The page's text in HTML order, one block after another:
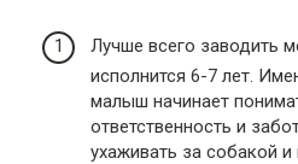
Лучше всего заводить
исполнится 6-7 лет.
малыш начинает
ответственность и
ухаживать за собакой и